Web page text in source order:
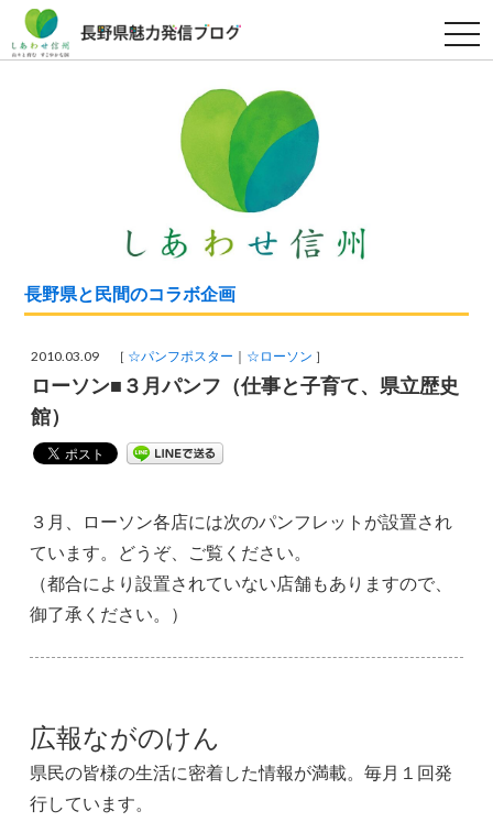
t
o
g
長野県と民間のコラボ企画
2010.03.09 ［ ☆パンフポスター ☆ローソン ］
ローソン■３月パンフ（仕事と子育て、県立歴史
館）
３月、ローソン各店には次のパンフレットが設置され
ています。どうぞ、ご覧ください。
（都合により設置されていない店舗もありますので、
御了承ください。）
広報ながのけん
県民の皆様の生活に密着した情報が満載。毎月１回発
行しています。